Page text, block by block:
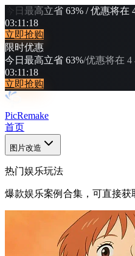
今日最高立省 63% / 优惠将在
03:11 :17
立即抢购
限时优惠
今日最高立省 63%/优惠将在 4
03:11 :17
立即抢购
PicRemake
首页
图片改造
热门娱乐玩法
爆款娱乐案例合集，可直接获